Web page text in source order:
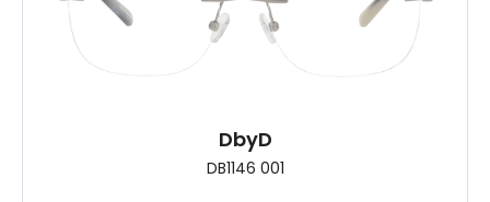
DbyD
DB1146 001